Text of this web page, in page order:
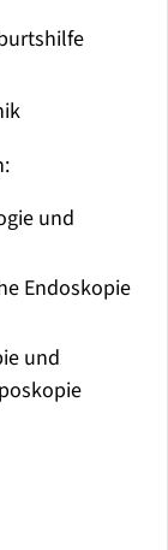
und
Endoskopie
und